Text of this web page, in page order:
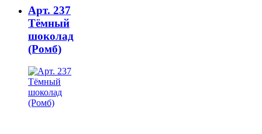
Арт. 237
Тёмный
шоколад
(Ромб)